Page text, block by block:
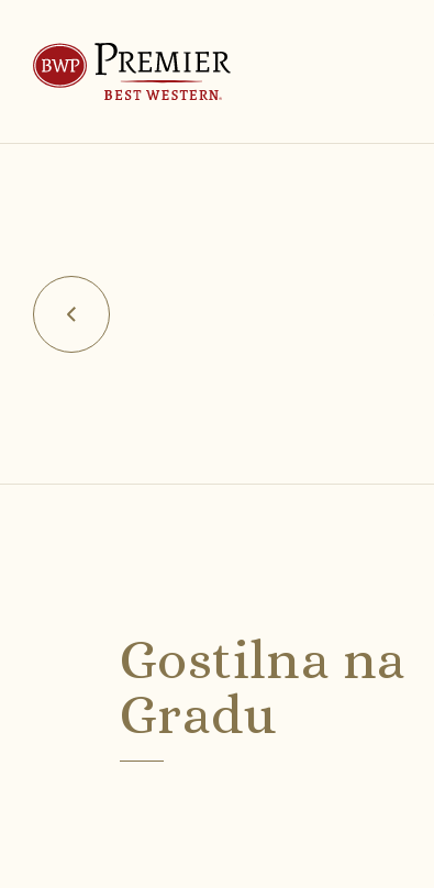
Gostilna na
Gradu